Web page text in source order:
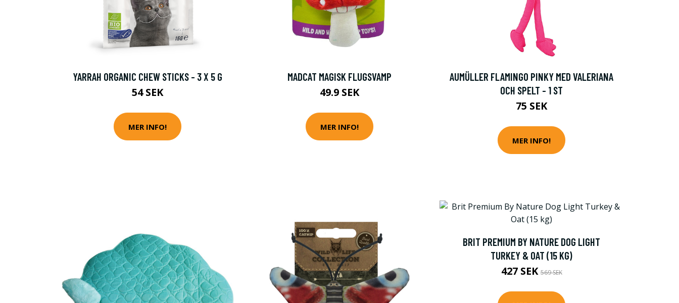
YARRAH ORGANIC CHEW STICKS - 3 X 5 G
54 SEK
MER INFO!
MADCAT MAGISK FLUGSVAMP
49.9 SEK
MER INFO!
AUMÜLLER FLAMINGO PINKY MED VALERIANA
OCH SPELT - 1 ST
75 SEK
MER INFO!
BRIT PREMIUM BY NATURE DOG LIGHT
TURKEY & OAT (15 KG)
427 SEK569 SEK